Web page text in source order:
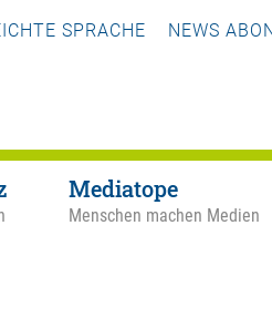
SPRACHE NEWS
Mediatope
Menschen machen Medien